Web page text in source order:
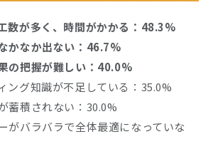
数が多く、時間がかかる：48.3%
かなか出ない：46.7%
の把握が難しい：40.0%
ング知識が不足している：35.0%
蓄積されない：30.0%
がバラバラで全体最適になっていな